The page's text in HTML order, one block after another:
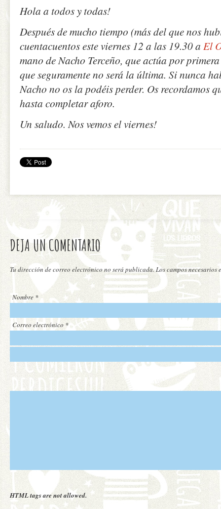
Hola a todos y todas!
Después de mucho tiempo (más del que nos
cuentacuentos este viernes 12 a las 19.30 a El
mano de Nacho Terceño, que actúa por
que seguramente no será la última. Si nunca
Nacho no os la podéis perder. Os recordamos
hasta completar aforo.
Un saludo. Nos vemos el viernes!
DEJA UN COMENTARIO
Tu dirección de correo electrónico no será publicada. Los campos necesarios
Nombre *
Correo electrónico *
HTML tags are not allowed.